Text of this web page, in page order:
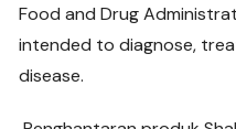
Food and Drug
intended to diagnose,
disease.